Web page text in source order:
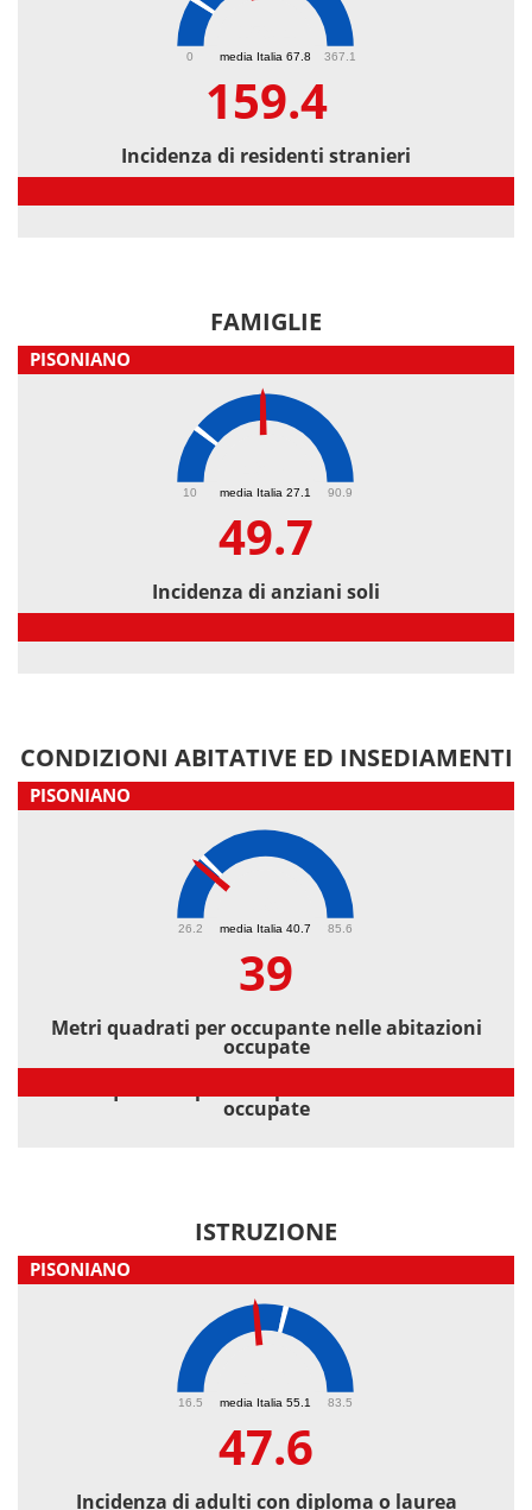
media Italia 67.8
0 367.1
159.4
Incidenza di residenti stranieri
FAMIGLIE
PISONIANO
media Italia 27.1
10 90.9
49.7
Incidenza di anziani soli
CONDIZIONI ABITATIVE ED INSEDIAMENTI
PISONIANO
media Italia 40.7
26.2 85.6
39
Metri quadrati per occupante nelle abitazioni
occupate
occupate
ISTRUZIONE
PISONIANO
media Italia 55.1
16.5 83.5
47.6
Incidenza di adulti con diploma o laurea